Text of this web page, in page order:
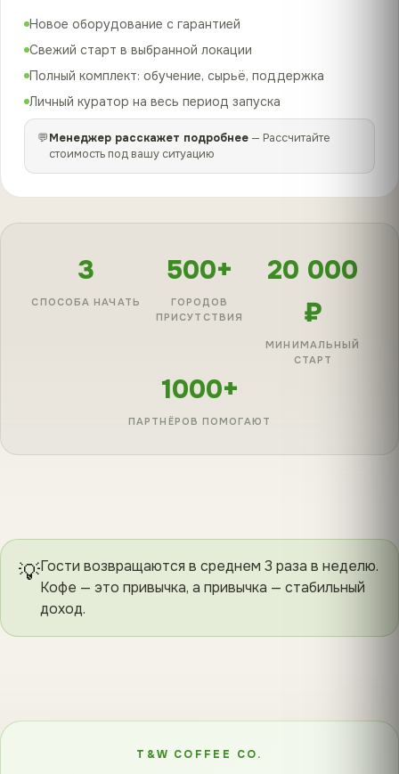
Новое оборудование с гарантией
Свежий старт в выбранной локации
Полный комплект: обучение, сырьё, поддержка
Личный куратор на весь период запуска
💬Менеджер расскажет подробнее — Рассчитайте
стоимость под вашу ситуацию
3
СПОСОБА НАЧАТЬ
500+
ГОРОДОВ
ПРИСУТСТВИЯ
20 000
₽
МИНИМАЛЬНЫЙ
СТАРТ
1000+
ПАРТНЁРОВ ПОМОГАЮТ
💡Гости возвращаются в среднем 3 раза в неделю.
Кофе — это привычка, а привычка — стабильный
доход.
T&W COFFEE CO.